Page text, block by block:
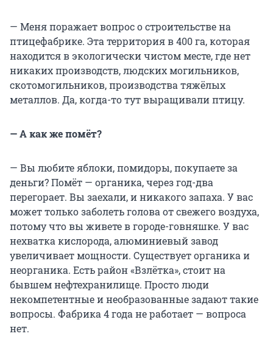
— Меня поражает вопрос о строительстве на
птицефабрике. Эта территория в 400 га, которая
находится в экологически чистом месте, где нет
никаких производств, людских могильников,
скотомогильников, производства тяжёлых
металлов. Да, когда-то тут выращивали птицу.
— А как же помёт?
— Вы любите яблоки, помидоры, покупаете за
деньги? Помёт — органика, через год-два
перегорает. Вы заехали, и никакого запаха. У вас
может только заболеть голова от свежего воздуха,
потому что вы живете в городе-говняшке. У вас
нехватка кислорода, алюминиевый завод
увеличивает мощности. Существует органика и
неорганика. Есть район «Взлётка», стоит на
бывшем нефтехранилище. Просто люди
некомпетентные и необразованные задают такие
вопросы. Фабрика 4 года не работает — вопроса
нет.